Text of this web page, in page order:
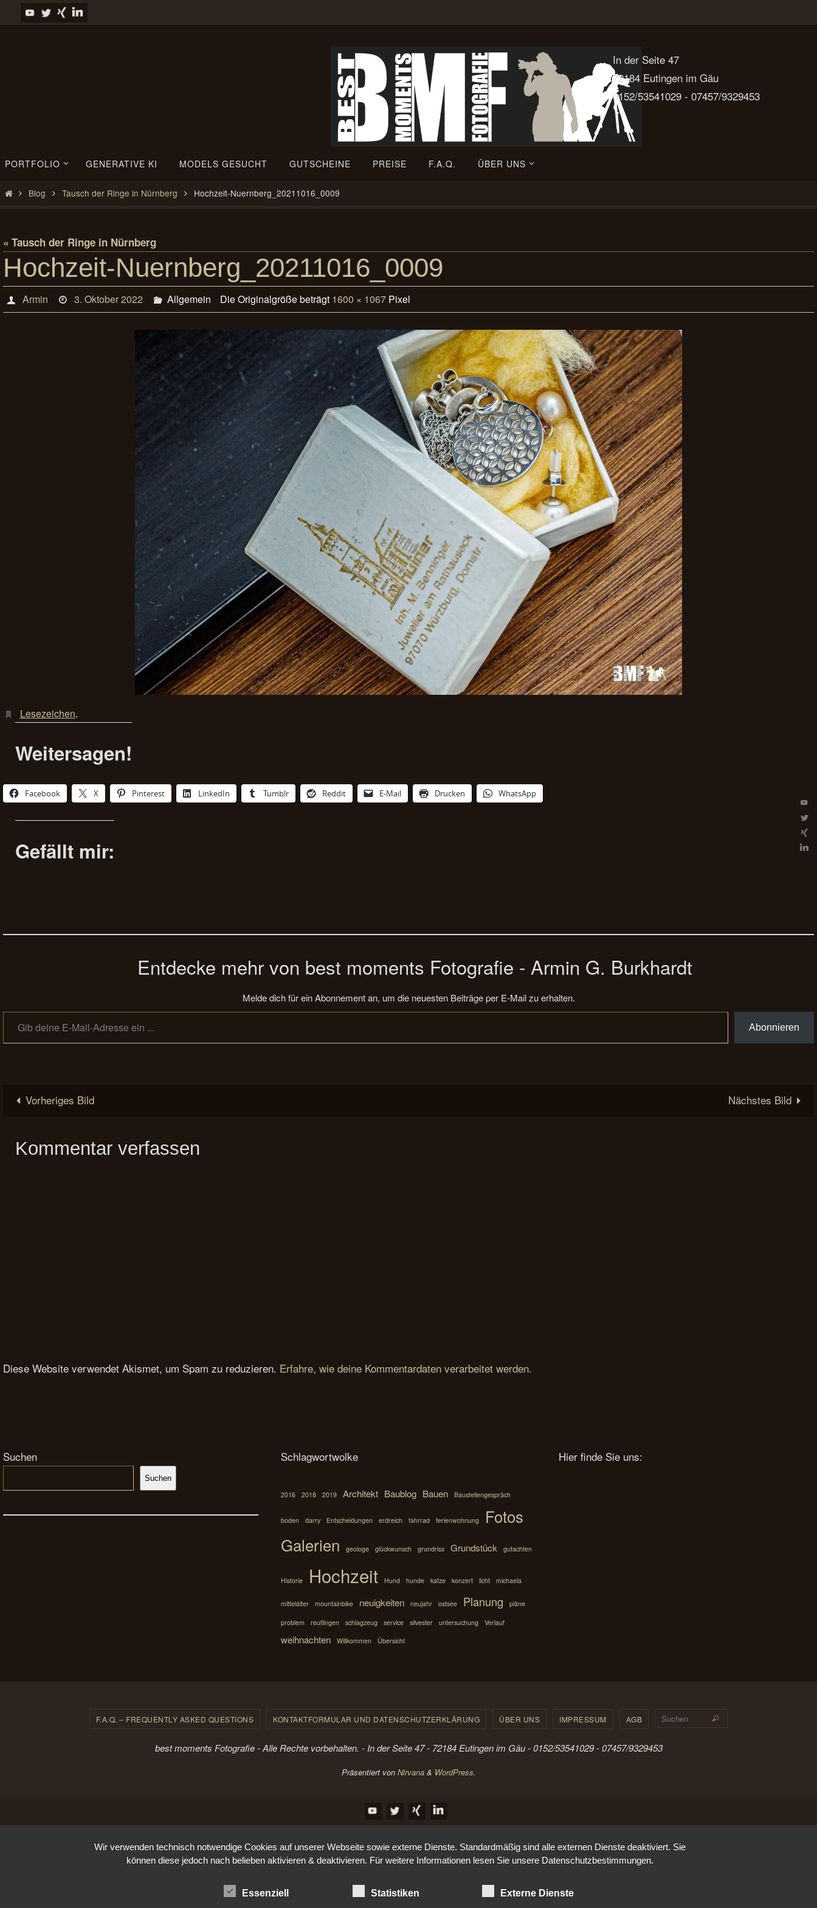
In der Seite 47
72184 Eutingen im Gäu
0152/53541029 - 07457/9329453
Inhalt
PORTFOLIO GENERATIVE KI MODELS GESUCHT GUTSCHEINE PREISE F.A.Q. ÜBER UNS
StartBlog Tausch der Ringe in Nürnberg Hochzeit-Nuernberg_20211016_0009
« Tausch der Ringe in Nürnberg
Hochzeit-Nuernberg_20211016_0009
Armin 3. Oktober 2022 Allgemein Die Originalgröße beträgt 1600 × 1067 Pixel
Lesezeichen.
Weitersagen!
Facebook X Pinterest LinkedIn Tumblr Reddit E-Mail Drucken WhatsApp
Gefällt mir:
Entdecke mehr von best moments Fotografie - Armin G. Burkhardt
Melde dich für ein Abonnement an, um die neuesten Beiträge per E-Mail zu erhalten.
Gib deine E-Mail-Adresse ein ...
Abonnieren
Vorheriges Bild Nächstes Bild
Kommentar verfassen
Diese Website verwendet Akismet, um Spam zu reduzieren. Erfahre, wie deine Kommentardaten verarbeitet werden.
Suchen
Suchen
Schlagwortwolke
2016 2018 2019 Architekt Baublog Bauen Baustellengespräch
boden darry Entscheidungen erdreich fahrrad ferienwohnung
Fotos
Galerien
geologe glückwunsch grundriss Grundstück gutachten
Historie Hochzeit Hund hunde katze konzert licht michaela
mittelalter mountainbike neuigkeiten neujahr ostsee Planung pläne
problem reutlingen schlagzeug service silvester untersuchung Verlauf
weihnachten Willkommen Übersicht
Hier finde Sie uns:
F.A.Q. – FREQUENTLY ASKED QUESTIONS KONTAKTFORMULAR UND DATENSCHUTZERKLÄRUNG ÜBER UNS IMPRESSUM AGB Suchen
best moments Fotografie - Alle Rechte vorbehalten. - In der Seite 47 - 72184 Eutingen im Gäu - 0152/53541029 - 07457/9329453
Präsentiert von Nirvana& WordPress.
Wir verwenden technisch notwendige Cookies auf unserer Webseite sowie externe Dienste. Standardmäßig sind alle externen Dienste deaktiviert. Sie
können diese jedoch nach belieben aktivieren & deaktivieren. Für weitere Informationen lesen Sie unsere Datenschutzbestimmungen.
Essenziell Statistiken Externe Dienste